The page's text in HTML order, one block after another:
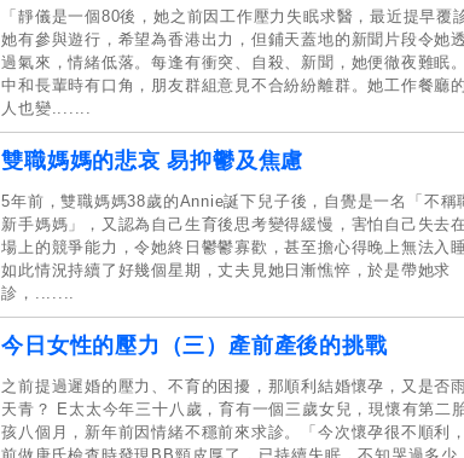
「靜儀是一個80後，她之前因工作壓力失眠求醫，最近提早覆
她有參與遊行，希望為香港出力，但鋪天蓋地的新聞片段令她
過氣來，情緒低落。每逢有衝突、自殺、新聞，她便徹夜難眠
中和長輩時有口角，朋友群組意見不合紛紛離群。她工作餐廳
人也變.......
雙職媽媽的悲哀 易抑鬱及焦慮
5年前，雙職媽媽38歲的Annie誕下兒子後，自覺是一名「不稱
新手媽媽」，又認為自己生育後思考變得緩慢，害怕自己失去
場上的競爭能力，令她終日鬱鬱寡歡，甚至擔心得晚上無法入睡
如此情況持續了好幾個星期，丈夫見她日漸憔悴，於是帶她求
診，.......
今日女性的壓力（三）產前產後的挑戰
之前提過遲婚的壓力、不育的困擾，那順利結婚懷孕，又是否
天青？ E太太今年三十八歲，育有一個三歲女兒，現懷有第二
孩八個月，新年前因情緒不穩前來求診。「今次懷孕很不順利